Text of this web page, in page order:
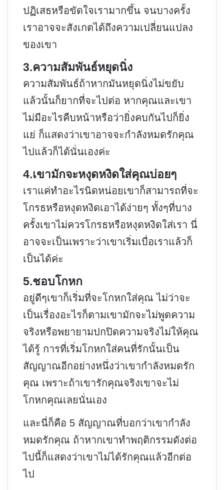
ปฏิเสธหรือขัดใจเรามากขึ้น จนบางครั้ง
เราอาจจะสังเกตได้ถึงความเปลี่ยนแปลง
ของเขา
3.ความสัมพันธ์หยุดนิ่ง
ความสัมพันธ์ถ้าหากมันหยุดนิ่งไม่ขยับ
แล้วนั้นก็ยากที่จะไปต่อ หากคุณและเขา
ไม่มีอะไรคืบหน้าหรือว่ายิ่งคบกันไปก็ยิ่ง
แย่ ก็แสดงว่าเขาอาจจะกำลังหมดรักคุณ
ไปแล้วก็ได้นั่นเองค่ะ
4.เขามักจะหงุดหงิดใส่คุณบ่อยๆ
เราแค่ทำอะไรนิดหน่อยเขาก็สามารถที่จะ
โกรธหรือหงุดหงิดเอาได้ง่ายๆ ทั้งๆที่บาง
ครั้งเขาไม่ควรโกรธหรือหงุดหงิดใส่เรา นี่
อาจจะเป็นเพราะว่าเขาเริ่มเบื่อเราแล้วก็
เป็นได้ค่ะ
5.ชอบโกหก
อยู่ดีๆเขาก็เริ่มที่จะโกหกใส่คุณ ไม่ว่าจะ
เป็นเรื่องอะไรก็ตามเขามักจะไม่พูดความ
จริงหรือพยายามปกปิดความจริงไม่ให้คุณ
ได้รู้ การที่เริ่มโกหกใส่คนที่รักนั้นเป็น
สัญญาณอีกอย่างหนึ่งว่าเขากำลังหมดรัก
คุณ เพราะถ้าเขารักคุณจริงเขาจะไม่
โกหกคุณเลยนั่นเอง
และนี่ก็คือ 5 สัญญาณที่บอกว่าเขากำลัง
หมดรักคุณ ถ้าหากเขาทำพฤติกรรมดังต่อ
ไปนี้ก็แสดงว่าเขาไม่ได้รักคุณแล้วอีกต่อ
ไป